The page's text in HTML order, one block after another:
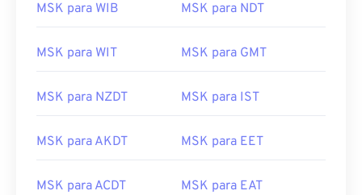
MSK para WIB MSK para NDT
MSK para WIT MSK para GMT
MSK para NZDT MSK para IST
MSK para AKDT MSK para EET
MSK para ACDT MSK para EAT